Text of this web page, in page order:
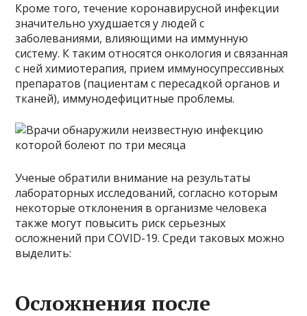
Кроме того, течение коронавирусной инфекции
значительно ухудшается у людей с
заболеваниями, влияющими на иммунную
систему. К таким относятся онкология и связанная
с ней химиотерапия, прием иммуносупрессивных
препаратов (пациентам с пересадкой органов и
тканей), иммунодефицитные проблемы.
Ученые обратили внимание на результаты
лабораторных исследований, согласно которым
некоторые отклонения в организме человека
также могут повысить риск серьезных
осложнений при COVID-19. Среди таковых можно
выделить:
Осложнения после